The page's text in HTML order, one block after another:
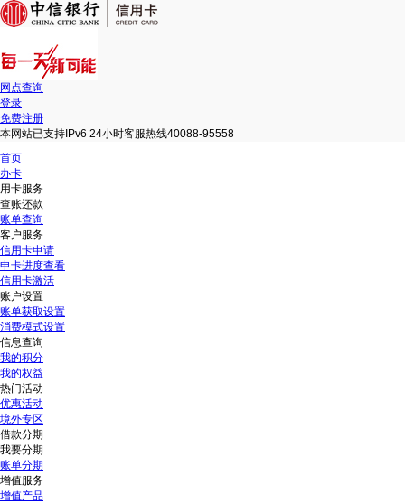
网点查询
登录
免费注册
本网站已支持IPv6 24小时客服热线40088-95558
首页
办卡
用卡服务
查账还款
账单查询
客户服务
信用卡申请
申卡进度查看
信用卡激活
账户设置
账单获取设置
消费模式设置
信息查询
我的积分
我的权益
热门活动
优惠活动
境外专区
借款分期
我要分期
账单分期
增值服务
增值产品